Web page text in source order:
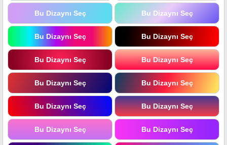
Bu Dizaynı Seç Bu Dizaynı Seç
Bu Dizaynı Seç Bu Dizaynı Seç
Bu Dizaynı Seç Bu Dizaynı Seç
Bu Dizaynı Seç Bu Dizaynı Seç
Bu Dizaynı Seç Bu Dizaynı Seç
Bu Dizaynı Seç Bu Dizaynı Seç